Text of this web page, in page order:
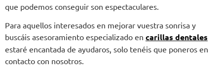
que podemos conseguir son espectaculares.
Para aquellos interesados en mejorar vuestra sonrisa y
buscáis asesoramiento especializado en carillas dentales
estaré encantada de ayudaros, solo tenéis que poneros en
contacto con nosotros.